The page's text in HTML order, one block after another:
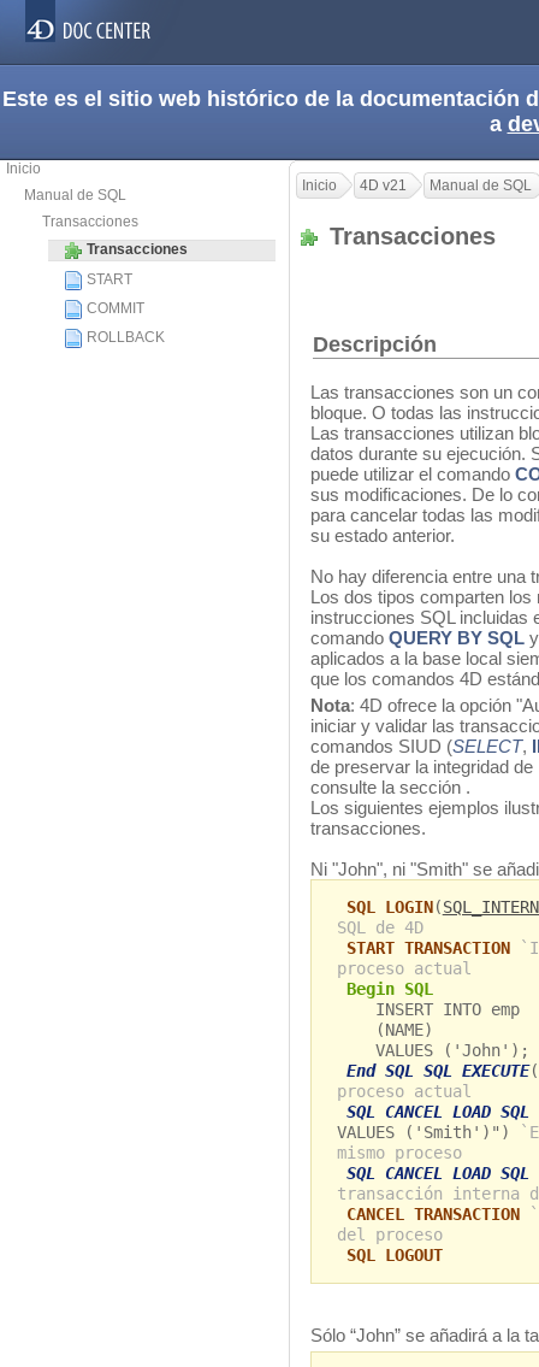
Este es el sitio web histórico de la documentación
a
Inicio
Manual de SQL
Transacciones
Transacciones
START
COMMIT
ROLLBACK
Inicio 4D v21 Manual de SQL
Transacciones
Descripción
Las transacciones son un
bloque. O todas las
Las transacciones utilizan
datos durante su ejecución.
puede utilizar el comando
sus modificaciones. De lo
para cancelar todas las
su estado anterior.
No hay diferencia entre una
Los dos tipos comparten
instrucciones SQL incluidas
comando QUERY BY SQL
aplicados a la base local
que los comandos 4D
Nota: 4D ofrece la opción
iniciar y validar las
comandos SIUD (SELECT,
de preservar la integridad
consulte la sección .
Los siguientes ejemplos
transacciones.
Ni "John", ni "Smith" se
SQL LOGIN(
SQL de 4D
START TRANSACTION
proceso actual
Begin SQL
INSERT INTO emp
(NAME)
VALUES ('John');
End SQL SQL EXECUTE
proceso actual
SQL CANCEL LOAD SQL
VALUES ('Smith')")
mismo proceso
SQL CANCEL LOAD SQL
transacción interna
CANCEL TRANSACTION
del proceso
SQL LOGOUT
Sólo “John” se añadirá a la